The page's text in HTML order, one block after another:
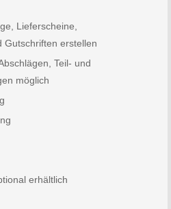
Lieferscheine,
Gutschriften erstellen
Teil- und
möglich
erhältlich